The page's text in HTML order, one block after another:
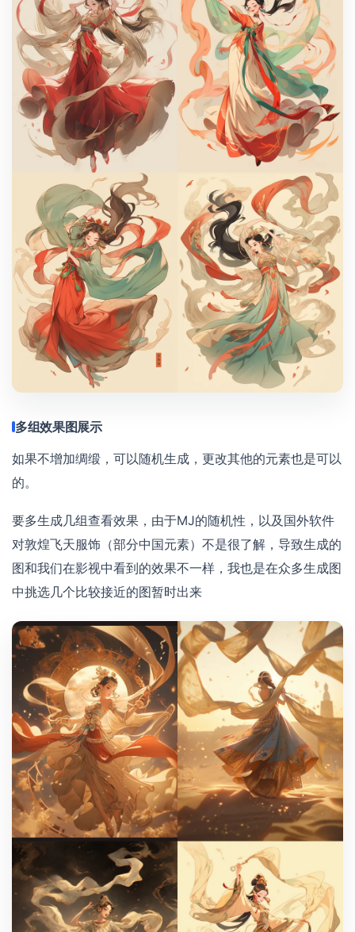
多组效果图展示
如果不增加绸缎，可以随机生成，更改其他的元素也是可以
的。
要多生成几组查看效果，由于MJ的随机性，以及国外软件
对敦煌飞天服饰（部分中国元素）不是很了解，导致生成的
图和我们在影视中看到的效果不一样，我也是在众多生成图
中挑选几个比较接近的图暂时出来